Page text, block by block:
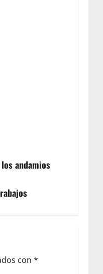
andamios
con *